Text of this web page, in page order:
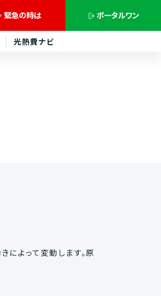
緊急の時は ポータルワン
光熱費ナビ
によって変動します。原